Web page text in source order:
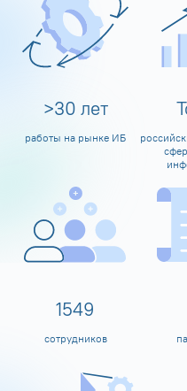
>30 лет
работы на рынке ИБ
1600
сотрудников